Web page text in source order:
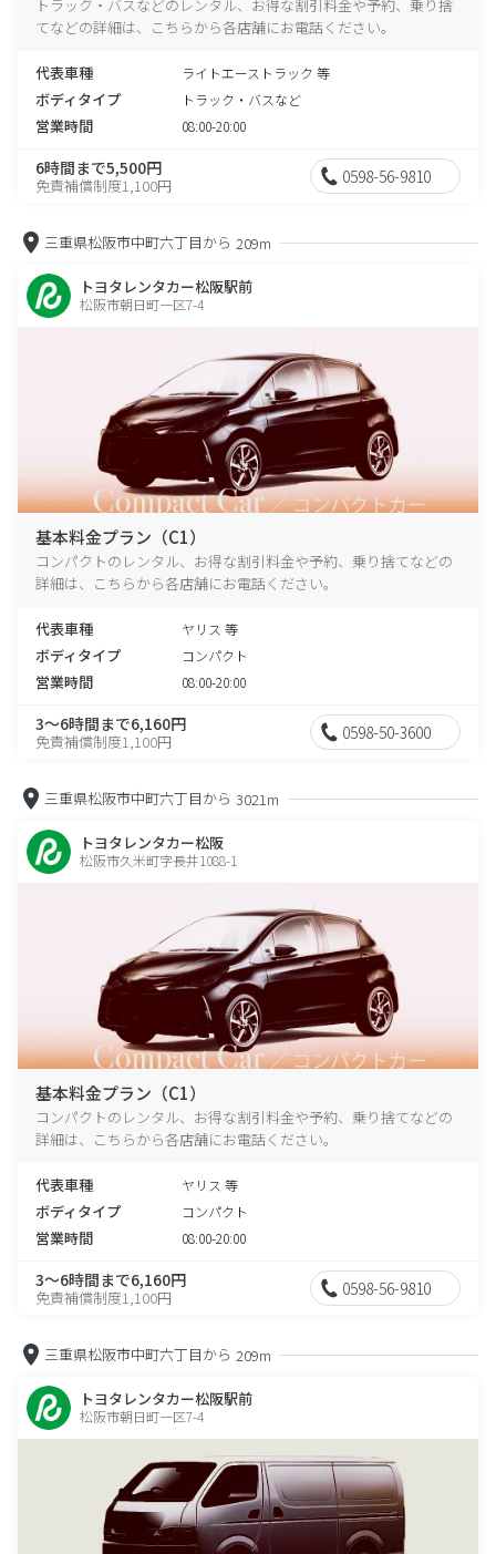
トラック・バスなどのレンタル、お得な割引料金や予約、乗り捨
てなどの詳細は、こちらから各店舗にお電話ください。
代表車種 ライトエーストラック 等
ボディタイプ トラック・バスなど
営業時間 08:00-20:00
6時間まで5,500円
免責補償制度1,100円 0598-56-9810
三重県松阪市中町六丁目から 209m
トヨタレンタカー松阪駅前
松阪市朝日町一区7-4
基本料金プラン（C1）
コンパクトのレンタル、お得な割引料金や予約、乗り捨てなどの
詳細は、こちらから各店舗にお電話ください。
代表車種 ヤリス 等
ボディタイプ コンパクト
営業時間 08:00-20:00
3～6時間まで6,160円
免責補償制度1,100円 0598-50-3600
三重県松阪市中町六丁目から 3021m
トヨタレンタカー松阪
松阪市久米町字長井1088-1
基本料金プラン（C1）
コンパクトのレンタル、お得な割引料金や予約、乗り捨てなどの
詳細は、こちらから各店舗にお電話ください。
代表車種 ヤリス 等
ボディタイプ コンパクト
営業時間 08:00-20:00
3～6時間まで6,160円
免責補償制度1,100円 0598-56-9810
三重県松阪市中町六丁目から 209m
トヨタレンタカー松阪駅前
松阪市朝日町一区7-4